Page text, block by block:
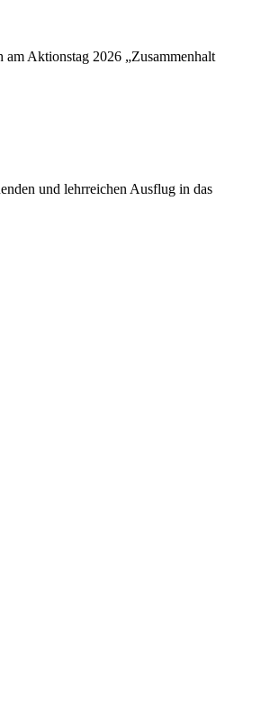
Aktionstag 2026 „Zusammenhalt
und lehrreichen Ausflug in das